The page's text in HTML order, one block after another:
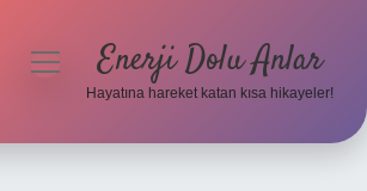
menüyüEnerji Dolu Anlar
Hayatına hareket katan kısa hikayeler!